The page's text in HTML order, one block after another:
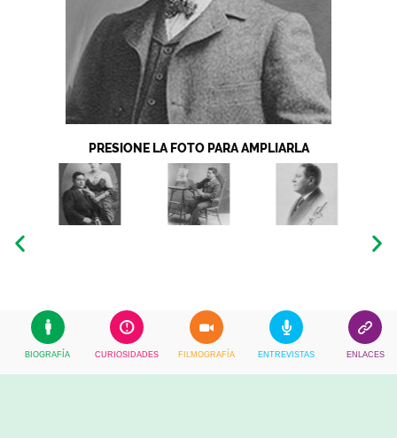
PRESIONE LA FOTO PARA AMPLIARLA
BIOGRAFÍA CURIOSIDADES FILMOGRAFÍA ENTREVISTAS ENLACES